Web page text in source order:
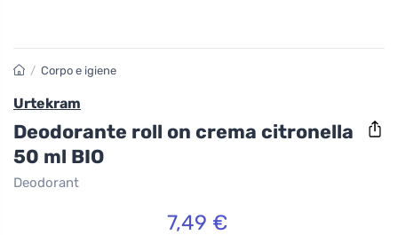
/ Corpo e igiene
Urtekram
Deodorante roll on crema citronella
50 ml BIO
Deodorant
7,49 €